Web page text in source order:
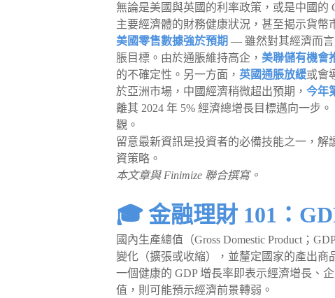
無論是美國與英國的利率政策，或是中國的
主要經濟體的財務健康狀況，甚至揭示貨幣
美國零售數據強於預期 — 雖然對其經濟而言
脹目標。由於通脹維持高企， 美聯儲有機會
的不確定性。另一方面， 英國通脹放緩或會
於亞洲市場，中國經濟稍微超出預期， 今年
離其 2024 年 5% 經濟總增長目標邁向一步
觀。
留意最新資訊是投資者的必備技能之一，
資策略。
本文章與 Finimize 聯合撰寫。
🎓 金融理財 101：
國內生產總值（Gross Domestic Product；
變化（擴張或收縮），並釐定國家的產出商
一個健康的 GDP 增長率即表示經濟增長、
值，則可能預示經濟前景轉弱。